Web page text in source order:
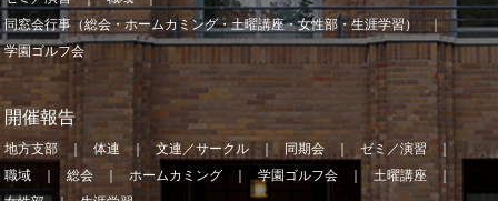
同窓会行事（総会・ホームカミング・土曜講座・女性部・生涯学習）
学園ゴルフ会
開催報告
地方支部 体連 文連／サークル 同期会
ゼミ／演習
職域
総会 ホームカミング 学園ゴルフ会
土曜講座